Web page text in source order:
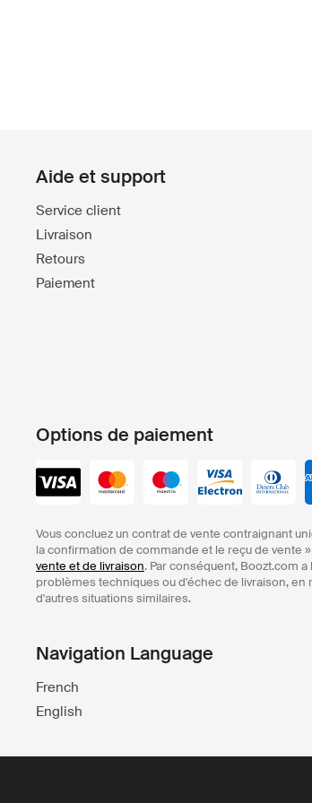
Aide et support
Service client
Livraison
Retours
Paiement
Options de paiement
Vous concluez un contrat de vente contraignant
la confirmation de commande et le reçu de vente
vente et de livraison. Par conséquent, Boozt.com
problèmes techniques ou d'échec de livraison, en
d'autres situations similaires.
Navigation Language
French
English